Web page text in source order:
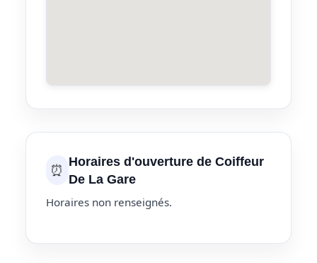
⏰ Horaires d'ouverture de Coiffeur
De La Gare
Horaires non renseignés.